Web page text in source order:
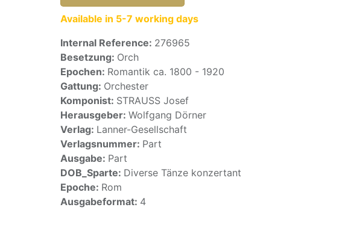
Available in 5-7 working days
Internal Reference: 276965
Besetzung: Orch
Epochen: Romantik ca. 1800 - 1920
Gattung: Orchester
Komponist: STRAUSS Josef
Herausgeber: Wolfgang Dörner
Verlag: Lanner-Gesellschaft
Verlagsnummer: Part
Ausgabe: Part
DOB_Sparte: Diverse Tänze konzertant
Epoche: Rom
Ausgabeformat: 4